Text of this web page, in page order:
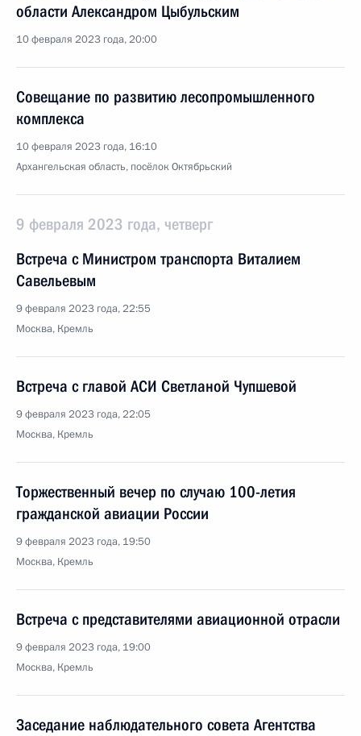
области Александром Цыбульским
10 февраля 2023 года, 20:00
Совещание по развитию лесопромышленного
комплекса
10 февраля 2023 года, 16:10
Архангельская область, посёлок Октябрьский
9 февраля 2023 года, четверг
Встреча с Министром транспорта Виталием
Савельевым
9 февраля 2023 года, 22:55
Москва, Кремль
Встреча с главой АСИ Светланой Чупшевой
9 февраля 2023 года, 22:05
Москва, Кремль
Торжественный вечер по случаю 100-летия
гражданской авиации России
9 февраля 2023 года, 19:50
Москва, Кремль
Встреча с представителями авиационной отрасли
9 февраля 2023 года, 19:00
Москва, Кремль
Заседание наблюдательного совета Агентства